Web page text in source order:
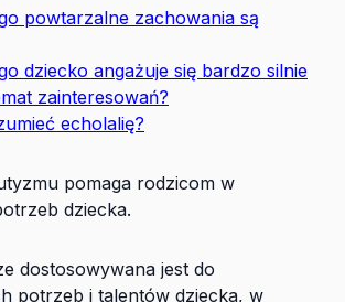
powtarzalne zachowania są
dziecko angażuje się bardzo silnie
zainteresowań?
echolalię?
pomaga rodzicom w
dziecka.
dostosowywana jest do
potrzeb i talentów dziecka, w